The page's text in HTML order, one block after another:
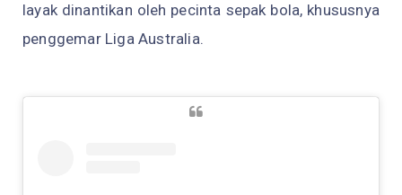
layak dinantikan oleh pecinta sepak bola, khususnya
penggemar Liga Australia.